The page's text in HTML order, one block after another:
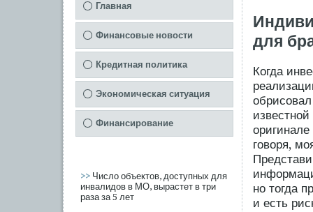
Главная
Финансовые новости
Кредитная политика
Экономическая ситуация
Финансирование
>> Число объектов, доступных для
инвалидов в МО, вырастет в три
раза за 5 лет
для
Когда
говоря,
но тогда
и есть